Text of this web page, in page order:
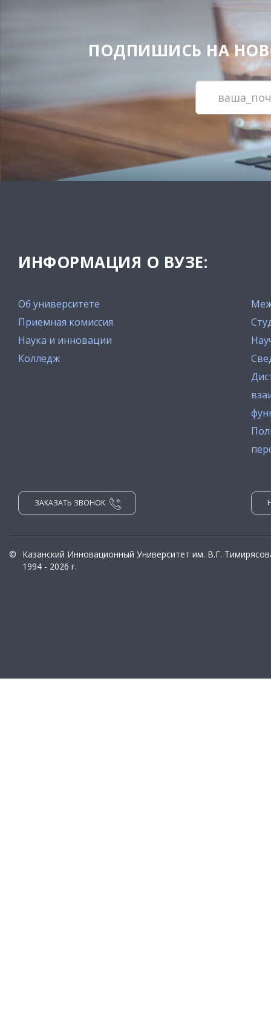
ПОДПИШИСЬ НА
ИНФОРМАЦИЯ О ВУЗЕ:
Об университете
Приемная комиссия
Наука и инновации
Колледж
ЗАКАЗАТЬ ЗВОНОК
©
Казанский Инновационный Университет им. В.Г.
1994 - 2026 г.